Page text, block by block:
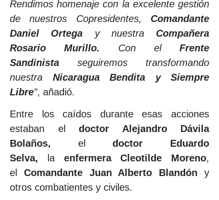
Rendimos homenaje con la excelente gestión
de nuestros Copresidentes, Comandante
Daniel Ortega y nuestra Compañera
Rosario Murillo.
Con el Frente
Sandinista seguiremos transformando
nuestra Nicaragua Bendita y Siempre
Libre”, añadió.
Entre los caídos durante esas acciones
estaban el
doctor Alejandro Dávila
Bolaños, eldoctor Eduardo
Selva, la enfermera Cleotilde Moreno,
el
Comandante Juan Alberto Blandón y
otros combatientes y civiles.